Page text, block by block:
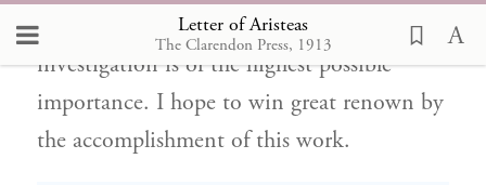
Letter of Aristeas
The Clarendon Press, 1913
which the majority agree, for the
investigation is of the highest possible
importance. I hope to win great renown by
the accomplishment of this work.